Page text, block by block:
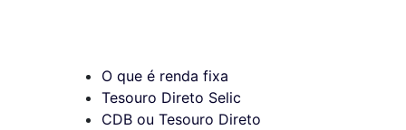
O que é renda fixa
Tesouro Direto Selic
CDB ou Tesouro Direto